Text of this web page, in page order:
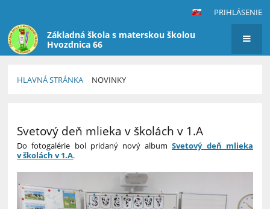
PRIHLÁSENIE
Základná škola s materskou školou
Hvozdnica 66
HLAVNÁ STRÁNKA NOVINKY
Svetový deň mlieka v školách v 1.A
Do fotogalérie bol pridaný nový albumSvetový deň mlieka
v školách v 1.A.